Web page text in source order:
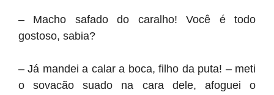
– Macho safado do caralho! Você é todo
gostoso, sabia?
– Já mandei a calar a boca, filho da puta! – meti
o sovacão suado na cara dele, afoguei o